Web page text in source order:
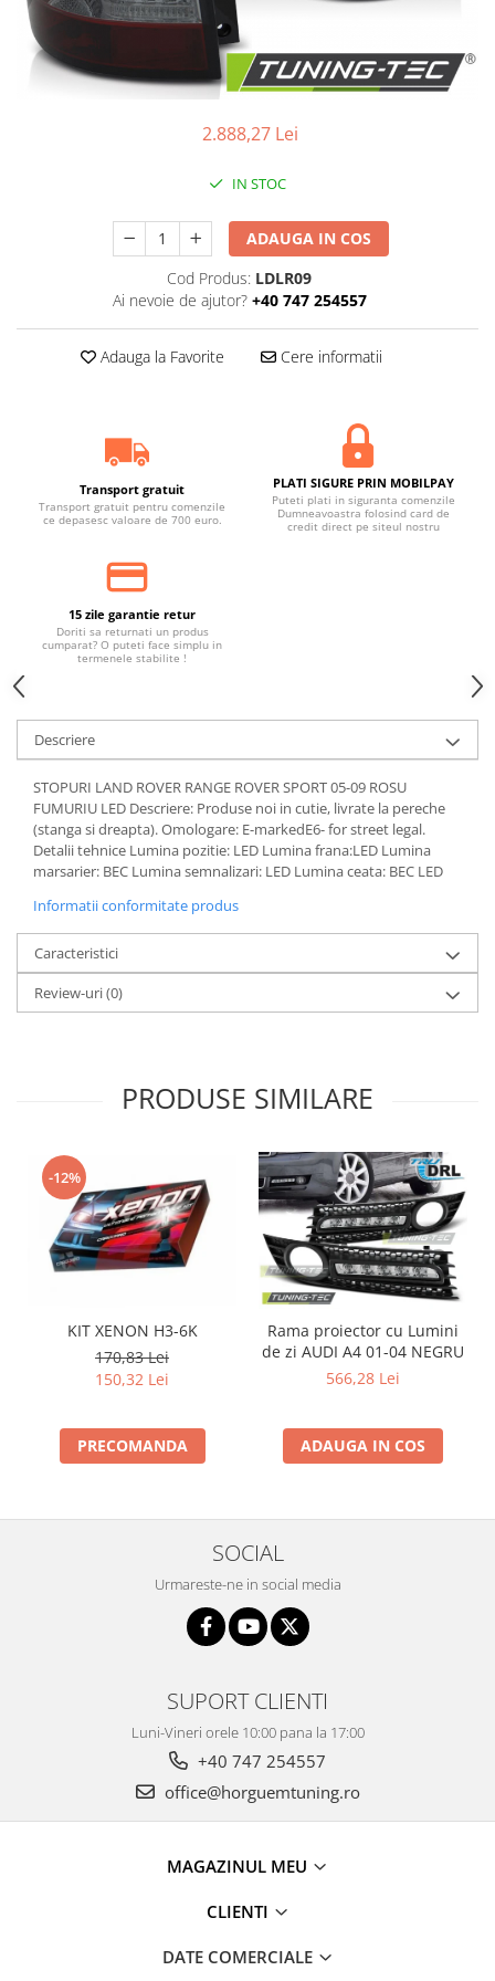
2.888,27 Lei
IN STOC
ADAUGA IN COS
Cod Produs: LDLR09
Ai nevoie de ajutor? +40 747 254557
Adauga la Favorite Cere informatii
Transport gratuit
Transport gratuit pentru comenzile
ce depasesc valoare de 700 euro.
PLATI SIGURE PRIN MOBILPAY
Puteti plati in siguranta comenzile
Dumneavoastra folosind card de
credit direct pe siteul nostru
15 zile garantie retur
Doriti sa returnati un produs
cumparat? O puteti face simplu in
termenele stabilite !
Descriere
STOPURI LAND ROVER RANGE ROVER SPORT 05-09 ROSU
FUMURIU LED Descriere: Produse noi in cutie, livrate la pereche
(stanga si dreapta). Omologare: E-markedE6- for street legal.
Detalii tehnice Lumina pozitie: LED Lumina frana:LED Lumina
marsarier: BEC Lumina semnalizari: LED Lumina ceata: BEC LED
Informatii conformitate produs
Caracteristici
Review-uri(0)
PRODUSE SIMILARE
-12%
KIT XENON H3-6K
170,83 Lei
150,32 Lei
PRECOMANDA
Rama proiector cu Lumini
de zi AUDI A4 01-04 NEGRU
566,28 Lei
ADAUGA IN COS
SOCIAL
Urmareste-ne in social media
SUPORT CLIENTI
Luni-Vineri orele 10:00 pana la 17:00
+40 747 254557
office@horguemtuning.ro
MAGAZINUL MEU
CLIENTI
DATE COMERCIALE